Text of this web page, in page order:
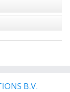
B.V.